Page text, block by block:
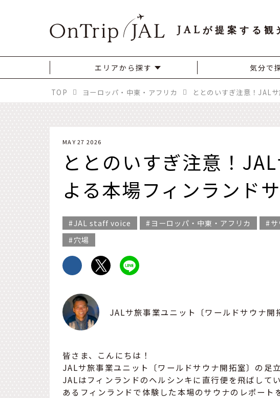
JAL が提案する観
エリアから探す 気分で
TOP ヨーロッパ・中東・アフリカ
MAY 27 2026
ととのいすぎ注意！
よる本場フィンランド
JAL staff voice ヨーロッパ・中東・アフリカ
穴場
JALサ旅事業ユニット〔ワールドサウナ
皆さま、こんにちは！
JALサ旅事業ユニット〔ワールドサウナ開拓室〕の足立
JALはフィンランドのヘルシンキに直行便を飛ばして
あるフィンランドで体験した本場のサウナのレポート